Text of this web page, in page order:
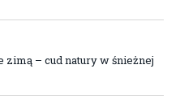
– cud natury w śnieżnej